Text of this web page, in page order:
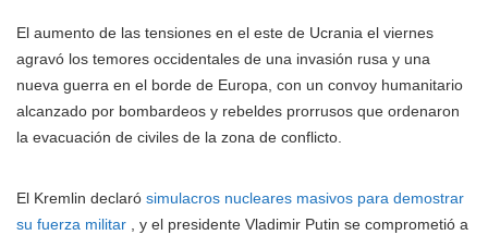
El aumento de las tensiones en el este de Ucrania el viernes
agravó los temores occidentales de una invasión rusa y una
nueva guerra en el borde de Europa, con un convoy humanitario
alcanzado por bombardeos y rebeldes prorrusos que ordenaron
la evacuación de civiles de la zona de conflicto.
El Kremlin declaró simulacros nucleares masivos para demostrar
su fuerza militar , y el presidente Vladimir Putin se comprometió a